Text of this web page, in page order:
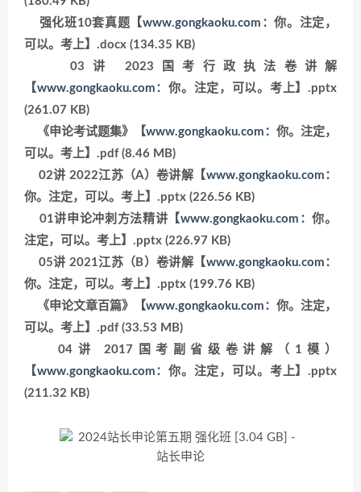
强化班10套真题【www.gongkaoku.com ：你。注定，
可以。考上】.docx (134.35 KB)
03讲 2023国考行政执法卷讲解
【www.gongkaoku.com ：你。注定，可以。考上】.pptx
(261.07 KB)
《申论考试题集》【www.gongkaoku.com ：你。注定，
可以。考上】.pdf (8.46 MB)
02讲 2022江苏（A）卷讲解【www.gongkaoku.com ：
你。注定，可以。考上】.pptx (226.56 KB)
01讲申论冲刺方法精讲【www.gongkaoku.com ：你。
注定，可以。考上】.pptx (226.97 KB)
05讲 2021江苏（B）卷讲解【www.gongkaoku.com ：
你。注定，可以。考上】.pptx (199.76 KB)
《申论文章百篇》【www.gongkaoku.com ：你。注定，
可以。考上】.pdf (33.53 MB)
04讲 2017国考副省级卷讲解（1模）
【www.gongkaoku.com ：你。注定，可以。考上】.pptx
(211.32 KB)